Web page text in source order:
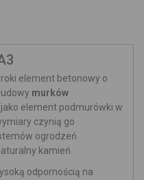
element betonowy o
murków
element podmurówki w
czynią go
ogrodzeń
kamień.
odpornością na